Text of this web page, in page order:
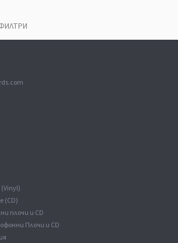
(CD)
плочи и CD
Плочи и CD